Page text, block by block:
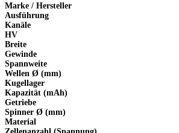
Marke / Hersteller
Ausführung
Kanäle
HV
Breite
Gewinde
Spannweite
Wellen Ø (mm)
Kugellager
Kapazität (mAh)
Getriebe
Spinner Ø (mm)
Material